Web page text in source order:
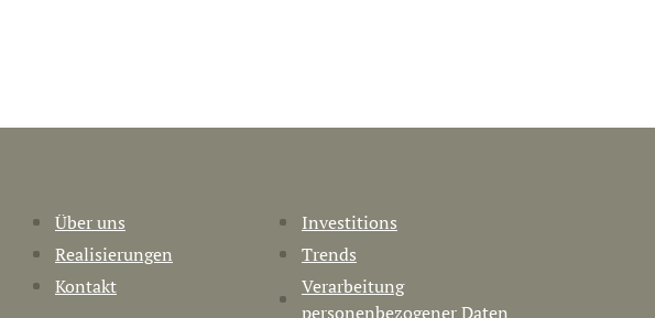
Über uns
Investitions
Realisierungen
Trends
Kontakt
Verarbeitung
personenbezogener Daten